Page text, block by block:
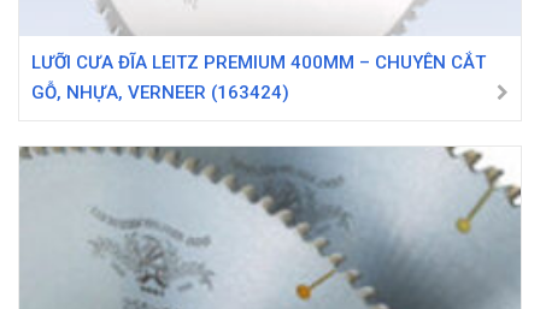
LƯỠI CƯA ĐĨA LEITZ PREMIUM 400MM – CHUYÊN CẮT
GỖ, NHỰA, VERNEER (163424)